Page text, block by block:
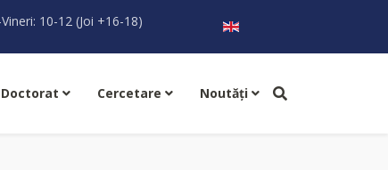
10-12 (Joi +16-18) Selectați limba dvs
Doctorat Cercetare Noutăţi